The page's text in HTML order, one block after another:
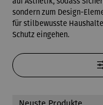
sondern zum Design-
für stilbewusste
Schutz eingehen.